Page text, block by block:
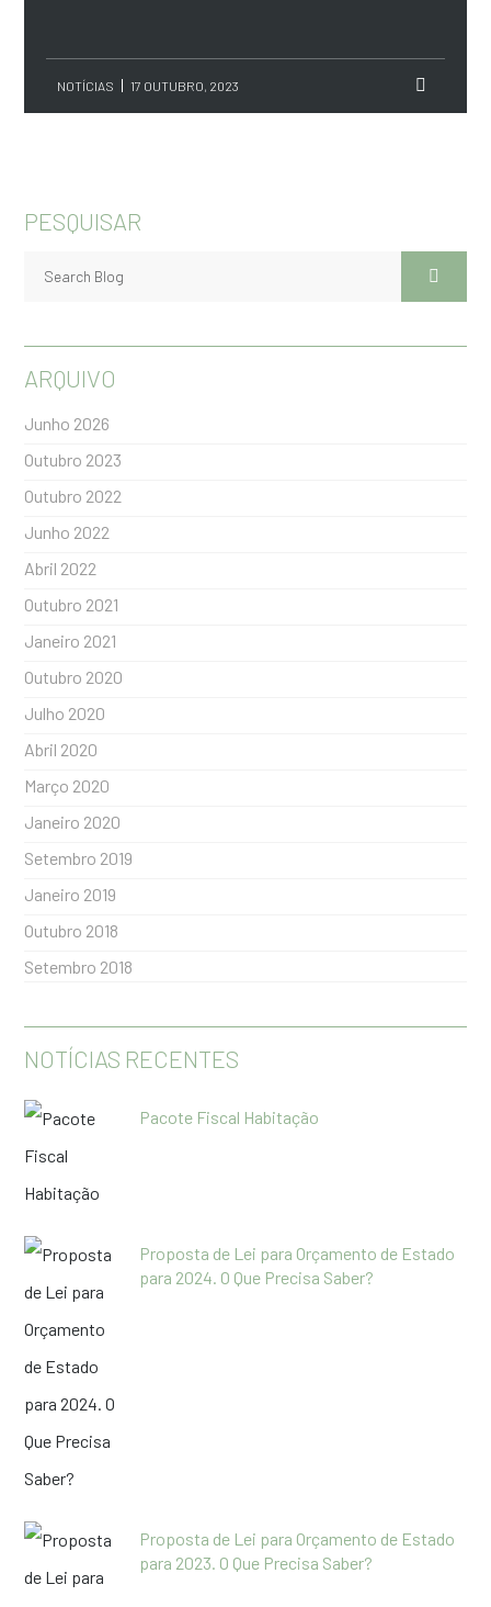
NOTÍCIAS 17 OUTUBRO, 2023
PESQUISAR
ARQUIVO
Junho 2026
Outubro 2023
Outubro 2022
Junho 2022
Abril 2022
Outubro 2021
Janeiro 2021
Outubro 2020
Julho 2020
Abril 2020
Março 2020
Janeiro 2020
Setembro 2019
Janeiro 2019
Outubro 2018
Setembro 2018
NOTÍCIAS RECENTES
Pacote Fiscal Habitação
Proposta de Lei para Orçamento de Estado
para 2024. O Que Precisa Saber?
Proposta de Lei para Orçamento de Estado
para 2023. O Que Precisa Saber?